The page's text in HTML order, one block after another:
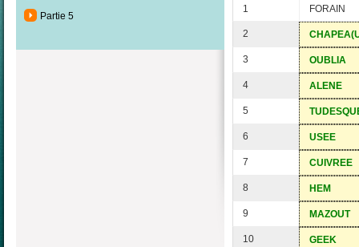
Partie 5
1 FORAIN
2
3 OUBLIA
4 ALENE
5
6 USEE
7 CUIVREE
8 HEM
9 MAZOUT
10 GEEK